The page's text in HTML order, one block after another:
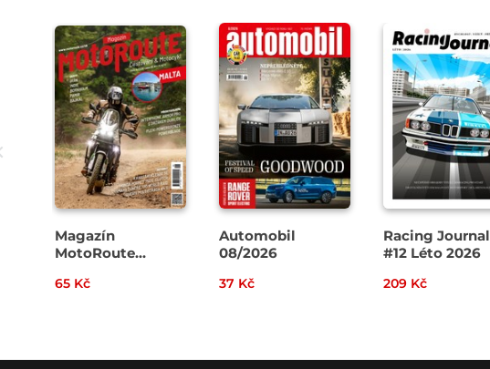
Magazín
MotoRoute
65 Kč
Automobil
08/2026
37 Kč
Racing Journal
#12 Léto 2026
209 Kč